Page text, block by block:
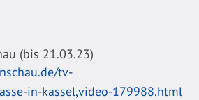
(bis 21.03.23)
tv-
in-kassel,video-179988.html